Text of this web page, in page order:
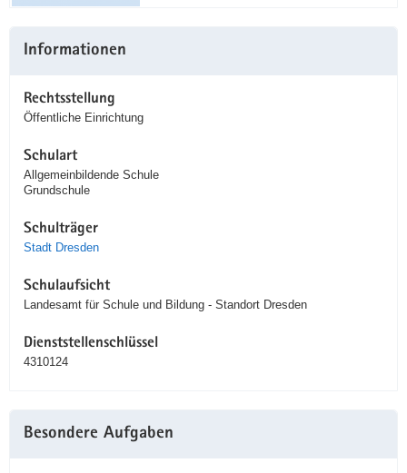
Informationen
Rechtsstellung
Öffentliche Einrichtung
Schulart
Allgemeinbildende Schule
Grundschule
Schulträger
Stadt Dresden
Schulaufsicht
Landesamt für Schule und Bildung - Standort Dresden
Dienststellenschlüssel
4310124
Besondere Aufgaben